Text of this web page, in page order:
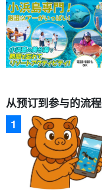
从预订到参与的流程